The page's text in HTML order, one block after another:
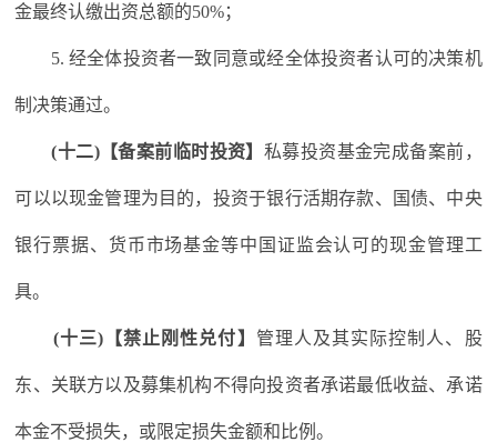
金最终认缴出资总额的50%；
5. 经全体投资者一致同意或经全体投资者认可的决策机
制决策通过。
(十二)【备案前临时投资】 私募投资基金完成备案前，
可以以现金管理为目的，投资于银行活期存款、国债、中央
银行票据、货币市场基金等中国证监会认可的现金管理工
具。
(十三)【禁止刚性兑付】 管理人及其实际控制人、股
东、关联方以及募集机构不得向投资者承诺最低收益、承诺
本金不受损失，或限定损失金额和比例。